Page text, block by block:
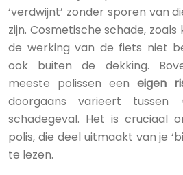
‘verdwijnt’ zonder sporen van
zijn. Cosmetische schade,
de werking van de fiets niet
ook buiten de dekking.
meeste polissen een eigen
doorgaans varieert
schadegeval. Het is cruciaal
polis, die deel uitmaakt van je
te lezen.